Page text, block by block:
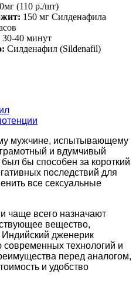
(110 р./шт)
150 мг Силденафила
30-40 минут
Силденафил (Sildenafil)
мужчине, испытывающему
и вдумчивый
бы способен за короткий
последствий для
все сексуальные
чаще всего назначают
вещество,
Индийский дженерик
современных технологий и
перед аналогом,
и удобство